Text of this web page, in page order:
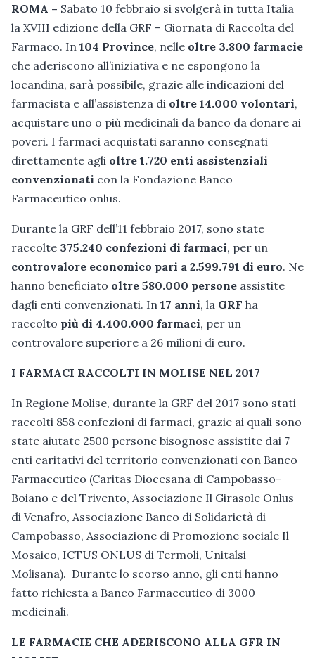
ROMA – Sabato 10 febbraio si svolgerà in tutta Italia
la XVIII edizione della GRF – Giornata di Raccolta del
Farmaco. In 104 Province, nelle oltre 3.800 farmacie
che aderiscono all’iniziativa e ne espongono la
locandina, sarà possibile, grazie alle indicazioni del
farmacista e all’assistenza di oltre 14.000 volontari,
acquistare uno o più medicinali da banco da donare ai
poveri. I farmaci acquistati saranno consegnati
direttamente agli oltre 1.720 enti assistenziali
convenzionati con la Fondazione Banco
Farmaceutico onlus.
Durante la GRF dell’11 febbraio 2017, sono state
raccolte 375.240 confezioni di farmaci, per un
controvalore economico pari a 2.599.791 di euro. Ne
hanno beneficiato oltre 580.000 persone assistite
dagli enti convenzionati. In 17 anni, la GRF ha
raccolto più di 4.400.000 farmaci, per un
controvalore superiore a 26 milioni di euro.
I FARMACI RACCOLTI IN MOLISE NEL 2017
In Regione Molise, durante la GRF del 2017 sono stati
raccolti 858 confezioni di farmaci, grazie ai quali sono
state aiutate 2500 persone bisognose assistite dai 7
enti caritativi del territorio convenzionati con Banco
Farmaceutico (Caritas Diocesana di Campobasso-
Boiano e del Trivento, Associazione Il Girasole Onlus
di Venafro, Associazione Banco di Solidarietà di
Campobasso, Associazione di Promozione sociale Il
Mosaico, ICTUS ONLUS di Termoli, Unitalsi
Molisana). Durante lo scorso anno, gli enti hanno
fatto richiesta a Banco Farmaceutico di 3000
medicinali.
LE FARMACIE CHE ADERISCONO ALLA GFR IN